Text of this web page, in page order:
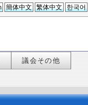
簡体中文 繁体中文 한국어
議会その他